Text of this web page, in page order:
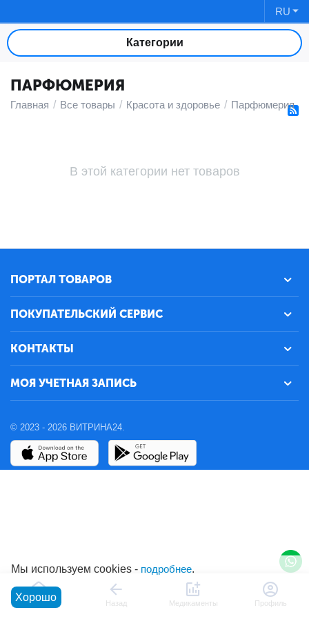
RU
Категории
ПАРФЮМЕРИЯ
Главная / Все товары / Красота и здоровье / Парфюмерия
В этой категории нет товаров
ПОРТАЛ ТОВАРОВ
ПОКУПАТЕЛЬСКИЙ СЕРВИС
КОНТАКТЫ
МОЯ УЧЕТНАЯ ЗАПИСЬ
© 2023 - 2026 ВИТРИНА24.
Главная Назад Медикаменты Профиль
Мы используем cookies - подробнее.
Хорошо